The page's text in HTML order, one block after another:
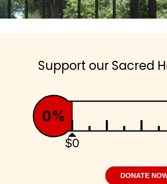
Support our Sacred
$0
0%
DONATE